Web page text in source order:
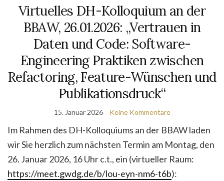
Virtuelles DH-Kolloquium an der
BBAW, 26.01.2026: „Vertrauen in
Daten und Code: Software-
Engineering Praktiken zwischen
Refactoring, Feature-Wünschen und
Publikationsdruck“
15. Januar 2026 Keine Kommentare
Im Rahmen des DH-Kolloquiums an der BBAW laden
wir Sie herzlich zum nächsten Termin am Montag, den
26. Januar 2026, 16 Uhr c.t., ein (virtueller Raum:
https://meet.gwdg.de/b/lou-eyn-nm6-t6b):